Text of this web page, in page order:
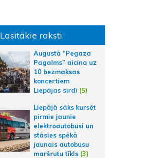
Lasītākie raksti
Augustā “Pegaza
Pagalms” aicina uz
10 bezmaksas
koncertiem
Liepājas sirdī (5)
Liepājā sāks kursēt
pirmie jaunie
elektroautobusi un
stāsies spēkā
jaunais autobusu
maršrutu tīkls (3)